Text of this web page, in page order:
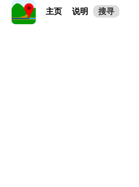
主页 说明 搜寻